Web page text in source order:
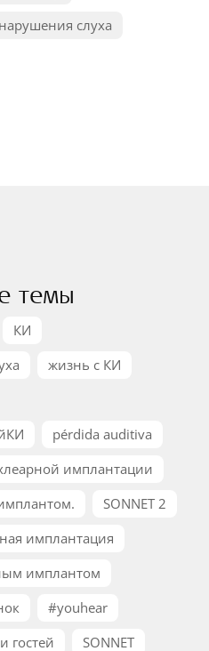
нарушения слуха
темы
КИ
жизнь с КИ
pérdida auditiva
имплантации
SONNET 2
имплантация
имплантом
#youhear
гостей
SONNET